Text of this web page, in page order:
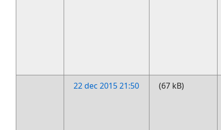
22 dec 2015 21:50 (67 kB)